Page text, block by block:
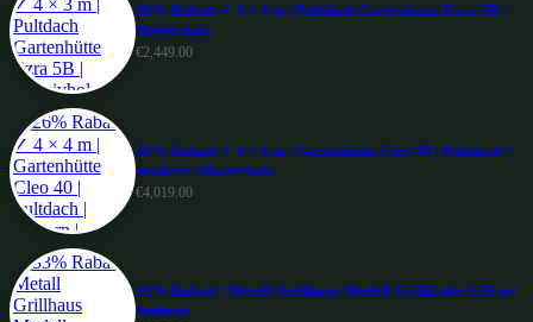
26% Rabatt ✓ 4 × 3 m | Pultdach Gartenhütte Ezra 5B |
Massivholz
€2,449.00
26% Rabatt ✓ 4 × 4 m | Gartenhütte Cleo 40 | Pultdach |
modern | Massivholz
€4,019.00
33% Rabatt ! Metall Grillhaus Modell GrillCube 3,26 m²
Anthraz